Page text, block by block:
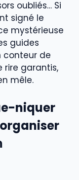
oubliés… Si
signé le
mystérieuse
guides
conteur de
rire garantis,
mêle.
niquer